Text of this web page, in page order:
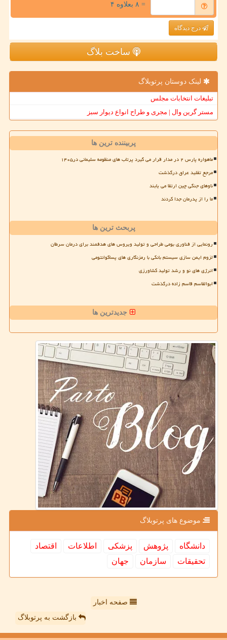
= ۸ بعلاوه ۴
درج دیدگاه
ساخت بلاگ
لینک دوستان پرتوبلاگ
تبلیغات انتخابات مجلس
مستر گرین وال | مجری و طراح انواع دیوار سبز
پربیننده ترین ها
ماهواره پارس ۲ در مدار قرار می گیرد پرتاب های منظومه سلیمانی در۱۴۰۵
مرجع تقلید عراق درگذشت
ناوهای جنگی چین ارتقا می یابند
ما را از پدرمان جدا کردند
پربحث ترین ها
رونمایی از فناوری بومی طراحی و تولید ویروس های هدفمند برای درمان سرطان
لزوم ایمن سازی سیستم بانکی با رمزنگاری های پساکوانتومی
انرژی های نو و رشد تولید کشاورزی
ابوالقاسم قاسم زاده درگذشت
جدیدترین ها
موضوع های پرتوبلاگ
دانشگاه پژوهش پزشكی اطلاعات
اقتصاد
تحقیقات
سازمان جهان
صفحه اخبار
بازگشت به پرتوبلاگ